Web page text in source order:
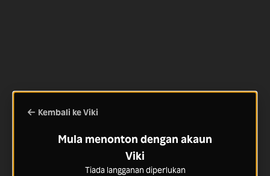
Kembali ke Viki
Mula menonton dengan akaun
Viki
Tiada langganan diperlukan